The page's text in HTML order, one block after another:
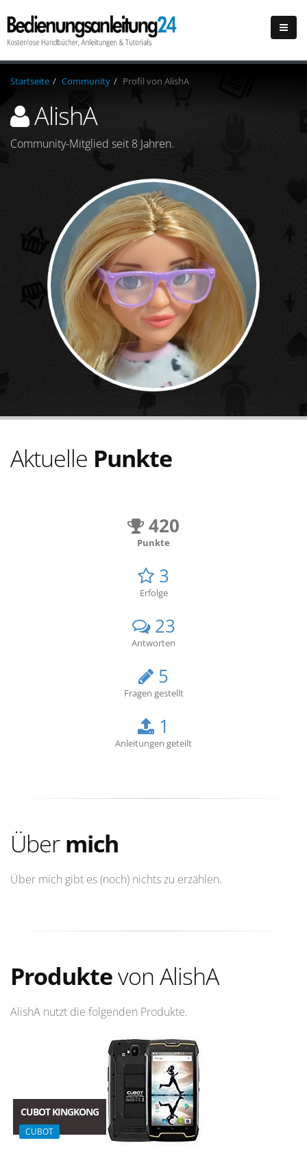
Startseite Community Profil von AlishA
AlishA
Community-Mitglied seit 8 Jahren.
Aktuelle Punkte
420
Punkte
3
Erfolge
23
Antworten
5
Fragen gestellt
1
Anleitungen geteilt
Übermich
Über mich gibt es (noch) nichts zu erzählen.
Produktevon AlishA
AlishA nutzt die folgenden Produkte.
CUBOT KINGKONG
CUBOT